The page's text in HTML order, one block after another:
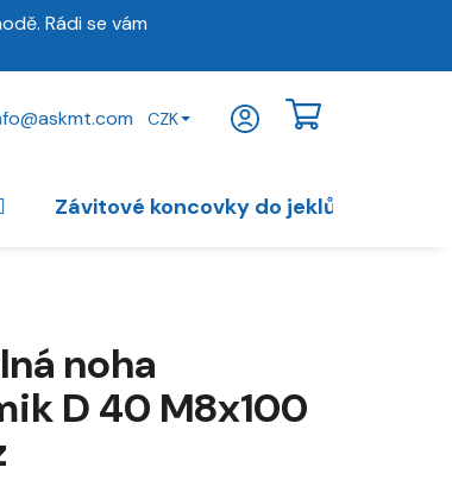
Rádi se vám
@askmt.com CZK
KOŠÍK
Závitové koncovky do jeklů
noha
D 40 M8x100